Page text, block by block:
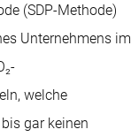
(SDP-Methode)
Unternehmens im
welche
gar keinen